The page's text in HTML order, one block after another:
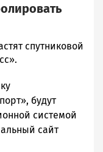
спутниковой
будут
системой
сайт